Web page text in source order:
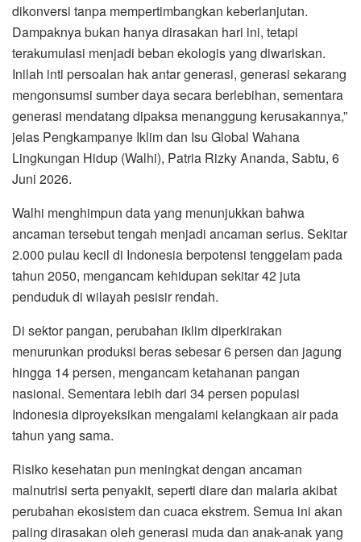
dikonversi tanpa mempertimbangkan keberlanjutan.
Dampaknya bukan hanya dirasakan hari ini, tetapi
terakumulasi menjadi beban ekologis yang diwariskan.
Inilah inti persoalan hak antar generasi, generasi sekarang
mengonsumsi sumber daya secara berlebihan, sementara
generasi mendatang dipaksa menanggung kerusakannya,”
jelas Pengkampanye Iklim dan Isu Global Wahana
Lingkungan Hidup (Walhi), Patria Rizky Ananda, Sabtu, 6
Juni 2026.
Walhi menghimpun data yang menunjukkan bahwa
ancaman tersebut tengah menjadi ancaman serius. Sekitar
2.000 pulau kecil di Indonesia berpotensi tenggelam pada
tahun 2050, mengancam kehidupan sekitar 42 juta
penduduk di wilayah pesisir rendah.
Di sektor pangan, perubahan iklim diperkirakan
menurunkan produksi beras sebesar 6 persen dan jagung
hingga 14 persen, mengancam ketahanan pangan
nasional. Sementara lebih dari 34 persen populasi
Indonesia diproyeksikan mengalami kelangkaan air pada
tahun yang sama.
Risiko kesehatan pun meningkat dengan ancaman
malnutrisi serta penyakit, seperti diare dan malaria akibat
perubahan ekosistem dan cuaca ekstrem. Semua ini akan
paling dirasakan oleh generasi muda dan anak-anak yang